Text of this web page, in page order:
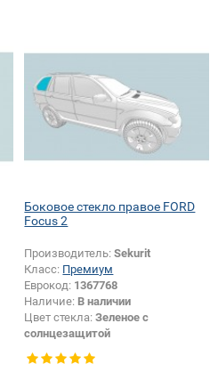
Боковое стекло правое FORD
Focus 2
Производитель:Sekurit
Класс: Премиум
Еврокод: 1367768
Наличие: В наличии
Цвет стекла:Зеленое с
солнцезащитой
правое